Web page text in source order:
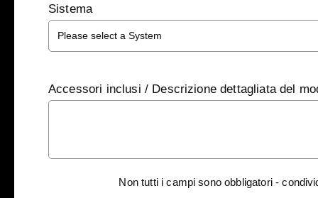
Sistema
Accessori inclusi / Descrizione dettagliata del
Non tutti i campi sono obbligatori -